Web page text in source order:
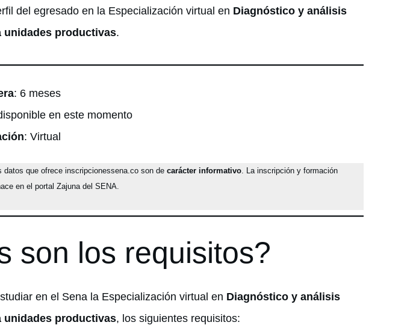
del egresado en la Especialización virtual en Diagnóstico y análisis
unidades productivas.
: 6 meses
en este momento
: Virtual
datos que ofrece inscripcionessena.co son decarácter informativo. La inscripción y formación
en el portal Zajuna del SENA.
son los requisitos?
en el Sena la Especialización virtual en Diagnóstico y análisis
unidades productivas, los siguientes requisitos: